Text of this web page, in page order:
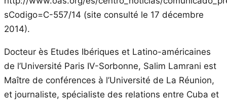
sCodigo=C-557/14 (site consulté le 17 décembre
2014).
Docteur ès Etudes Ibériques et Latino-américaines
de l’Université Paris IV-Sorbonne, Salim Lamrani est
Maître de conférences à l’Université de La Réunion,
et journaliste, spécialiste des relations entre Cuba et